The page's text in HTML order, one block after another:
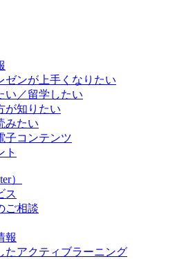
ゼンが上手くなりたい
い／留学したい
が知りたい
みたい
子コンテンツ
ト
）
ス
ご相談
報
たアクティブラーニング